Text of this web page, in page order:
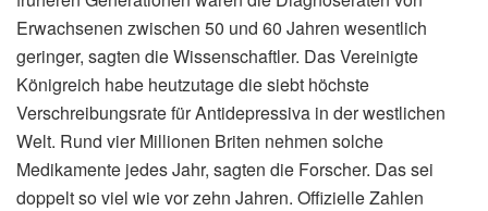
Erwachsenen zwischen 50 und 60 Jahren wesentlich
geringer, sagten die Wissenschaftler. Das Vereinigte
Königreich habe heutzutage die siebt höchste
Verschreibungsrate für Antidepressiva in der westlichen
Welt. Rund vier Millionen Briten nehmen solche
Medikamente jedes Jahr, sagten die Forscher. Das sei
doppelt so viel wie vor zehn Jahren. Offizielle Zahlen